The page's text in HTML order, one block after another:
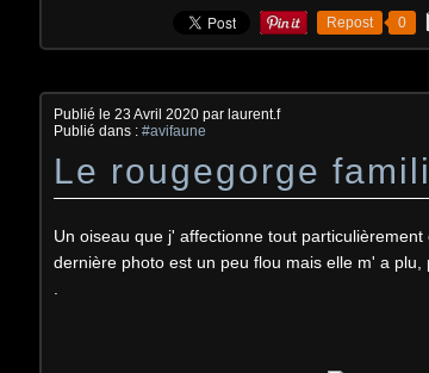
Repost 0
Publié le 23 Avril 2020 par laurent.f
Publié dans : #avifaune
Le rougegorge
Un oiseau que j' affectionne tout
dernière photo est un peu flou mais elle m' a